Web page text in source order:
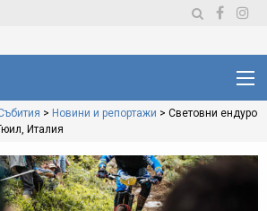
> Новини и репортажи > Световни ендуро
Италия